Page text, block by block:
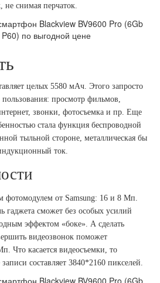
не снимая перчаток.
целых 5580 мАч. Этого запросто
просмотр фильмов,
звонки, фотосъемка и пр. Еще
стала функция беспроводной
тыльной стороне, металлическая бы
ток.
от Samsung: 16 и 8 Мп.
гаджета сможет без особых усилий
эффектом «боке». А сделать
видеозвонок поможет
Что касается видеосъемки, то
составляет 3840*2160 пикселей.